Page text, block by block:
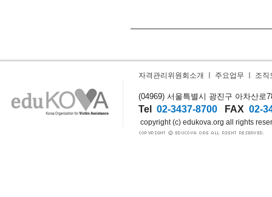
자격관리위원회소개 주요업무 조직
(04969) 서울특별시 광진구 아차산로
Tel 02-3437-8700 FAX 02-
copyright (c) edukova.org all rights